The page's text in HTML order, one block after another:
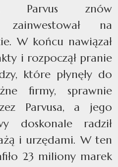
Parvus znów
na
W końcu nawiązał
i rozpoczął pranie
które płynęły do
firmy, sprawnie
Parvusa, a jego
doskonale radził
i urzędami. W ten
23 miliony marek